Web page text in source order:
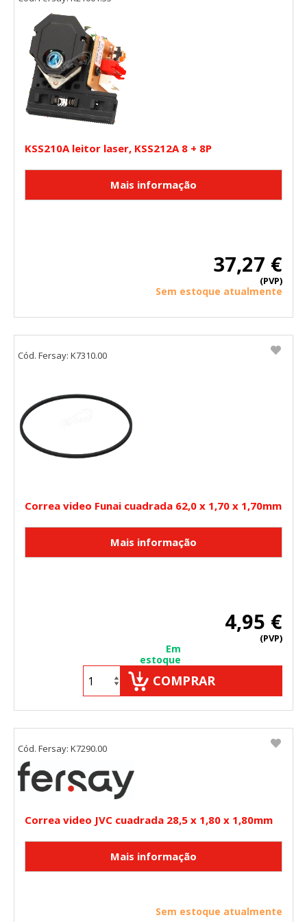
KSS210A leitor laser, KSS212A 8 + 8P
37,27 €
(PVP)
Sem estoque atualmente
Correa video Funai cuadrada 62,0 x 1,70 x 1,70mm
4,95 €
(PVP)
Em
estoque
COMPRAR
Cód. Fersay: K7310.00
Correa video JVC cuadrada 28,5 x 1,80 x 1,80mm
Sem estoque atualmente
Cód. Fersay: K7290.00
Puedes volver a configurar tus cookies desde la sección
"Configuración de cookies" al pie de la página. También puedes
consultar nuestrapolítica de cookies